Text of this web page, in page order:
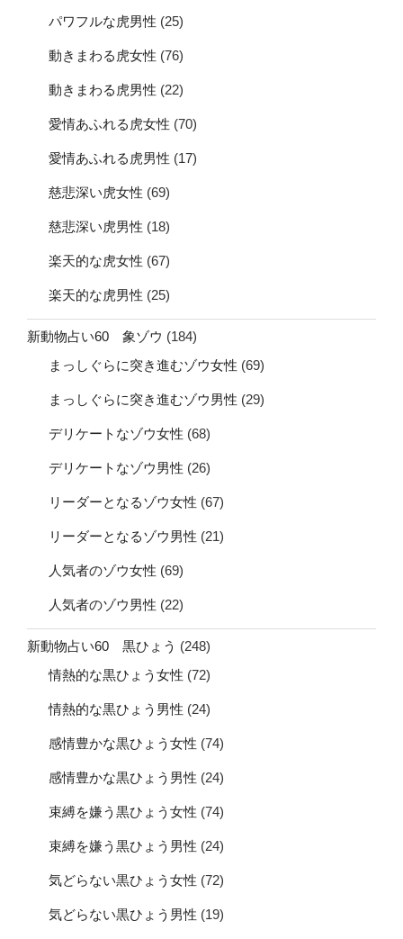
パワフルな虎男性 (25)
動きまわる虎女性 (76)
動きまわる虎男性 (22)
愛情あふれる虎女性 (70)
愛情あふれる虎男性 (17)
慈悲深い虎女性 (69)
慈悲深い虎男性 (18)
楽天的な虎女性 (67)
楽天的な虎男性 (25)
新動物占い60 象ゾウ (184)
まっしぐらに突き進むゾウ女性 (69)
まっしぐらに突き進むゾウ男性 (29)
デリケートなゾウ女性 (68)
デリケートなゾウ男性 (26)
リーダーとなるゾウ女性 (67)
リーダーとなるゾウ男性 (21)
人気者のゾウ女性 (69)
人気者のゾウ男性 (22)
新動物占い60 黒ひょう (248)
情熱的な黒ひょう女性 (72)
情熱的な黒ひょう男性 (24)
感情豊かな黒ひょう女性 (74)
感情豊かな黒ひょう男性 (24)
束縛を嫌う黒ひょう女性 (74)
束縛を嫌う黒ひょう男性 (24)
気どらない黒ひょう女性 (72)
気どらない黒ひょう男性 (19)